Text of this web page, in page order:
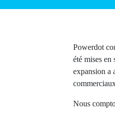
Powerdot
stations
Nous